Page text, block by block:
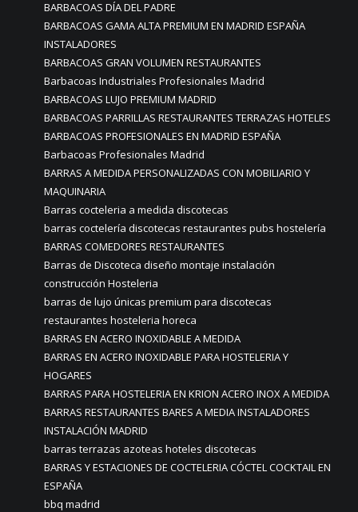
BARBACOAS DÍA DEL PADRE
BARBACOAS GAMA ALTA PREMIUM EN MADRID ESPAÑA
INSTALADORES
BARBACOAS GRAN VOLUMEN RESTAURANTES
Barbacoas Industriales Profesionales Madrid
BARBACOAS LUJO PREMIUM MADRID
BARBACOAS PARRILLAS RESTAURANTES TERRAZAS HOTELES
BARBACOAS PROFESIONALES EN MADRID ESPAÑA
Barbacoas Profesionales Madrid
BARRAS A MEDIDA PERSONALIZADAS CON MOBILIARIO Y
MAQUINARIA
Barras cocteleria a medida discotecas
barras coctelería discotecas restaurantes pubs hostelería
BARRAS COMEDORES RESTAURANTES
Barras de Discoteca diseño montaje instalación
construcción Hosteleria
barras de lujo únicas premium para discotecas
restaurantes hosteleria horeca
BARRAS EN ACERO INOXIDABLE A MEDIDA
BARRAS EN ACERO INOXIDABLE PARA HOSTELERIA Y
HOGARES
BARRAS PARA HOSTELERIA EN KRION ACERO INOX A MEDIDA
BARRAS RESTAURANTES BARES A MEDIA INSTALADORES
INSTALACIÓN MADRID
barras terrazas azoteas hoteles discotecas
BARRAS Y ESTACIONES DE COCTELERIA CÓCTEL COCKTAIL EN
ESPAÑA
bbq madrid